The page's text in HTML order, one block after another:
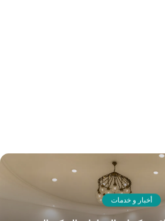
أخبار و خدمات